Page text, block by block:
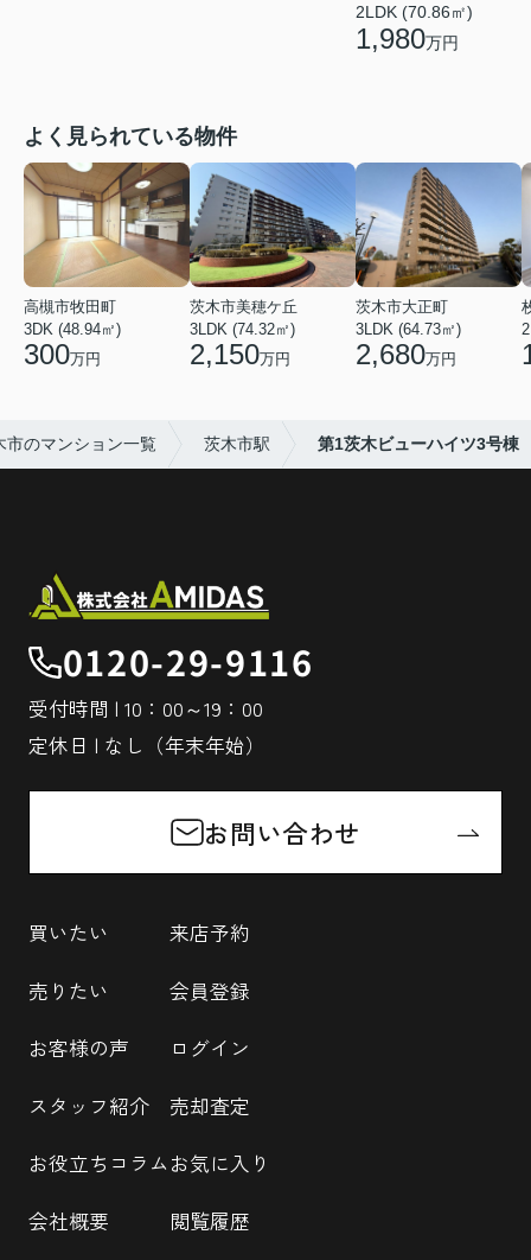
2LDK (70.86㎡)
1,980万円
よく見られている物件
高槻市牧田町
3DK (48.94㎡)
300万円
茨木市美穂ケ丘
3LDK (74.32㎡)
2,150万円
茨木市大正町
3LDK (64.73㎡)
2,680万円
市のマンション一覧 茨木市駅 第1茨木ビューハイツ3号棟
0120-29-9116
受付時間 | 10：00～19：00
定休日 | なし（年末年始）
お問い合わせ
買いたい
売りたい
お客様の声
スタッフ紹介
お役立ちコラム
会社概要
来店予約
会員登録
ログイン
売却査定
お気に入り
閲覧履歴